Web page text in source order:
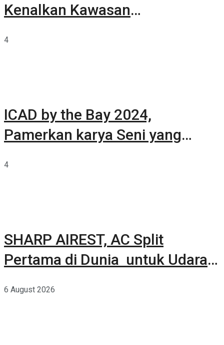
Kenalkan Kawasan
4
ICAD by the Bay 2024,
Pamerkan karya Seni yang
4
SHARP AIREST, AC Split
Pertama di Dunia untuk Udara
6 August 2026